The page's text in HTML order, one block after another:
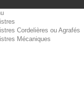
Cordelières ou Agrafés
Mécaniques